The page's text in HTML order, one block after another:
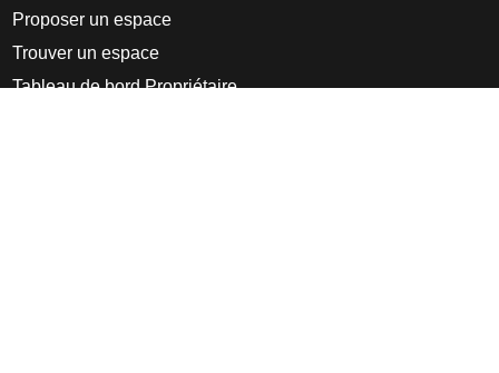
Proposer un espace
Trouver un espace
Tableau de bord Propriétaire